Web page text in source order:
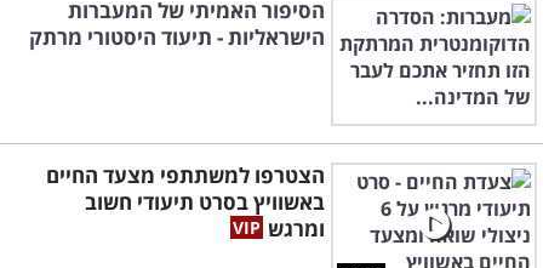
הסיפור האמיתי של המעברות
הישראליות - תיעוד היסטורי מרתק
הצטרפו למשתתפי מצעד החיים
באשוויץ בסרט תיעודי חשוב
ומרגש